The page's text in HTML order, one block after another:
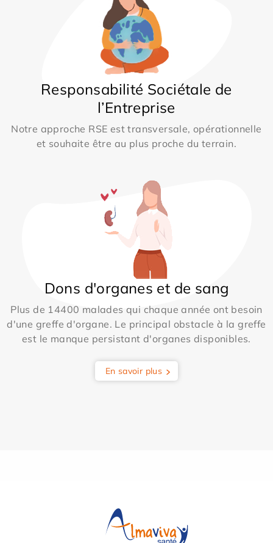
Responsabilité Sociétale de
l’Entreprise
Notre approche RSE est transversale, opérationnelle
et souhaite être au plus proche du terrain.
Dons d'organes et de sang
Plus de 14400 malades qui chaque année ont besoin
d'une greffe d'organe. Le principal obstacle à la greffe
est le manque persistant d'organes disponibles.
En savoir plus